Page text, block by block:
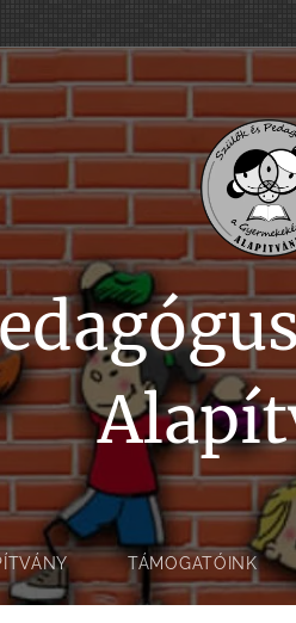
TÁMOGATÓINK